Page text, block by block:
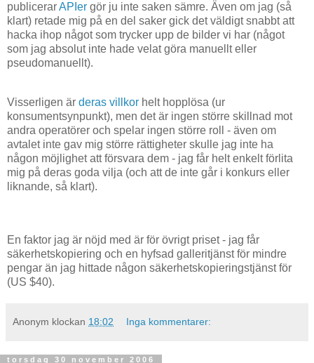
publicerarAPIer gör ju inte saken sämre. Även om jag (så
klart) retade mig på en del saker gick det väldigt snabbt att
hacka ihop något som trycker upp de bilder vi har (något
som jag absolut inte hade velat göra manuellt eller
pseudomanuellt).
Visserligen är deras villkor helt hopplösa (ur
konsumentsynpunkt), men det är ingen större skillnad mot
andra operatörer och spelar ingen större roll - även om
avtalet inte gav mig större rättigheter skulle jag inte ha
någon möjlighet att försvara dem - jag får helt enkelt förlita
mig på deras goda vilja (och att de inte går i konkurs eller
liknande, så klart).
En faktor jag är nöjd med är för övrigt priset - jag får
säkerhetskopiering och en hyfsad galleritjänst för mindre
pengar än jag hittade någon säkerhetskopieringstjänst för
(US $40).
Anonym klockan 18:02 Inga kommentarer:
torsdag 30 november 2006